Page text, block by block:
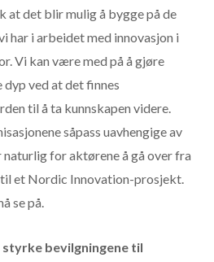
at det blir mulig å bygge på de
har i arbeidet med innovasjon i
Vi kan være med på å gjøre
ved at det finnes
til å ta kunnskapen videre.
såpass uavhengige av
for aktørene å gå over fra
et Nordic Innovation-prosjekt.
se på.
bevilgningene til